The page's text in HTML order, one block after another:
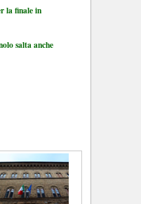
la finale in
salta anche